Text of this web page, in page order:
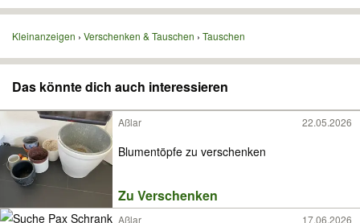
Kleinanzeigen Verschenken & Tauschen Tauschen
Das könnte dich auch interessieren
Aßlar 22.05.2026
Blumentöpfe zu verschenken
Zu Verschenken
Aßlar 17.06.2026